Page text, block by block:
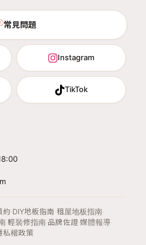
常見問題
Instagram
TikTok
約·DIY地板指南 ·租屋地板指南·
·輕裝修指南·品牌佐證·媒體報導·
私權政策